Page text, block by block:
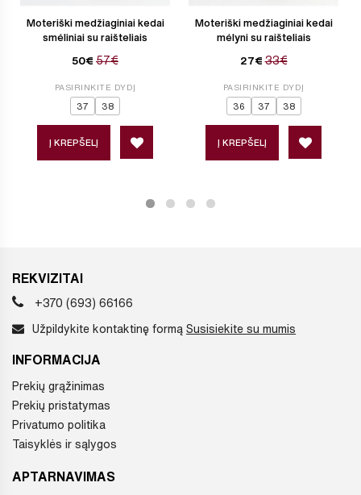
Moteriški medžiaginiai kedai
smėliniai su raišteliais
50€ 57€
PASIRINKITE DYDĮ
37 38
Į KREPŠELĮ
Moteriški medžiaginiai kedai
mėlyni su raišteliais
27€ 33€
PASIRINKITE DYDĮ
36 37 38
Į KREPŠELĮ
REKVIZITAI
+370 (693) 66166
Užpildykite kontaktinę formą Susisiekite su mumis
INFORMACIJA
Prekių grąžinimas
Prekių pristatymas
Privatumo politika
Taisyklės ir sąlygos
APTARNAVIMAS